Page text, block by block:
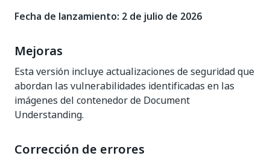
Fecha de lanzamiento: 2 de julio de 2026
Mejoras
Esta versión incluye actualizaciones de seguridad que
abordan las vulnerabilidades identificadas en las
imágenes del contenedor de Document
Understanding.
Corrección de errores